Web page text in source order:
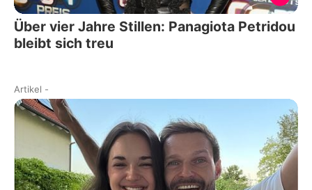
Über vier Jahre Stillen: Panagiota Petridou
bleibt sich treu
Artikel -